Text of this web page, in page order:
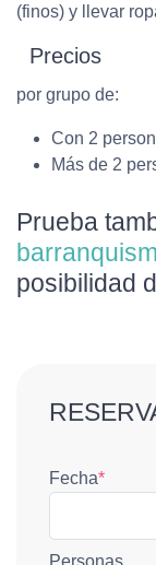
(finos) y llevar
Precios
por grupo de:
Con 2
Más de 2
Prueba
posibilidad
Fecha*
Personas